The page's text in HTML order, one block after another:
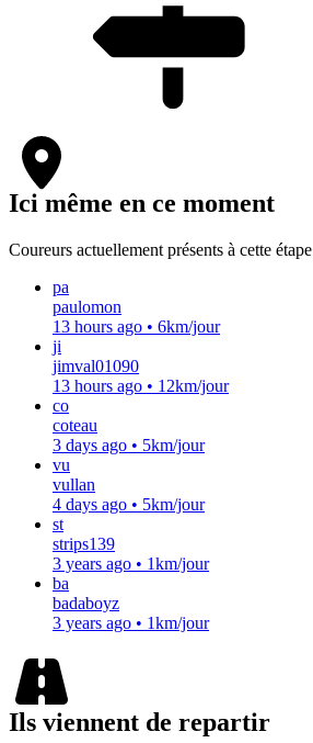
Ici même en ce moment
Coureurs actuellement présents à cette étape
pa
paulomon
13 hours ago • 6km/jour
ji
jimval01090
13 hours ago • 12km/jour
co
coteau
3 days ago • 5km/jour
vu
vullan
4 days ago • 5km/jour
st
strips139
3 years ago • 1km/jour
ba
badaboyz
3 years ago • 1km/jour
Ils viennent de repartir